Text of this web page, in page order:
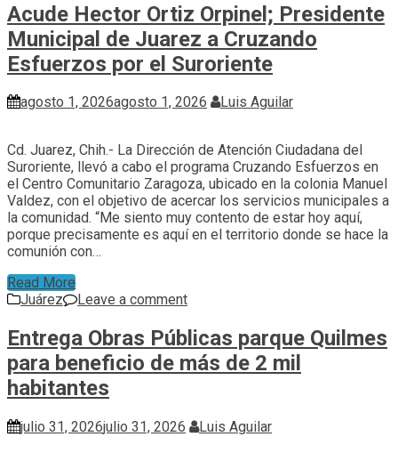
Acude Hector Ortiz Orpinel; Presidente
Municipal de Juarez a Cruzando
Esfuerzos por el Suroriente
agosto 1, 2026agosto 1, 2026 Luis Aguilar
Cd. Juarez, Chih.- La Dirección de Atención Ciudadana del
Suroriente, llevó a cabo el programa Cruzando Esfuerzos en
el Centro Comunitario Zaragoza, ubicado en la colonia Manuel
Valdez, con el objetivo de acercar los servicios municipales a
la comunidad. “Me siento muy contento de estar hoy aquí,
porque precisamente es aquí en el territorio donde se hace la
comunión con…
Read More
Juárez
Leave a comment
Entrega Obras Públicas parque Quilmes
para beneficio de más de 2 mil
habitantes
julio 31, 2026julio 31, 2026 Luis Aguilar